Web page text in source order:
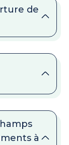
de
à